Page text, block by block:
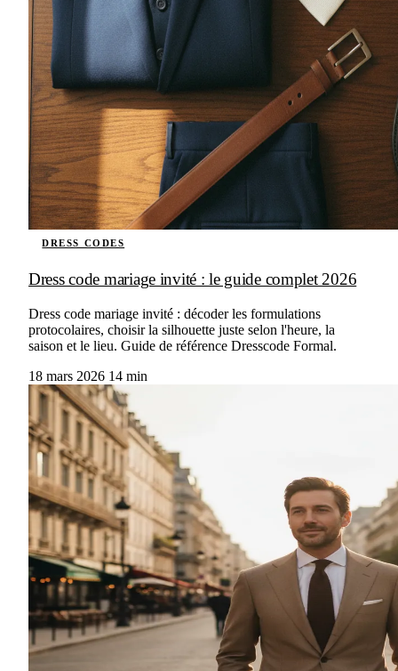
DRESS CODES
Dress code mariage invité : le guide complet 2026
Dress code mariage invité : décoder les formulations
protocolaires, choisir la silhouette juste selon l'heure, la
saison et le lieu. Guide de référence Dresscode Formal.
18 mars 2026 14 min